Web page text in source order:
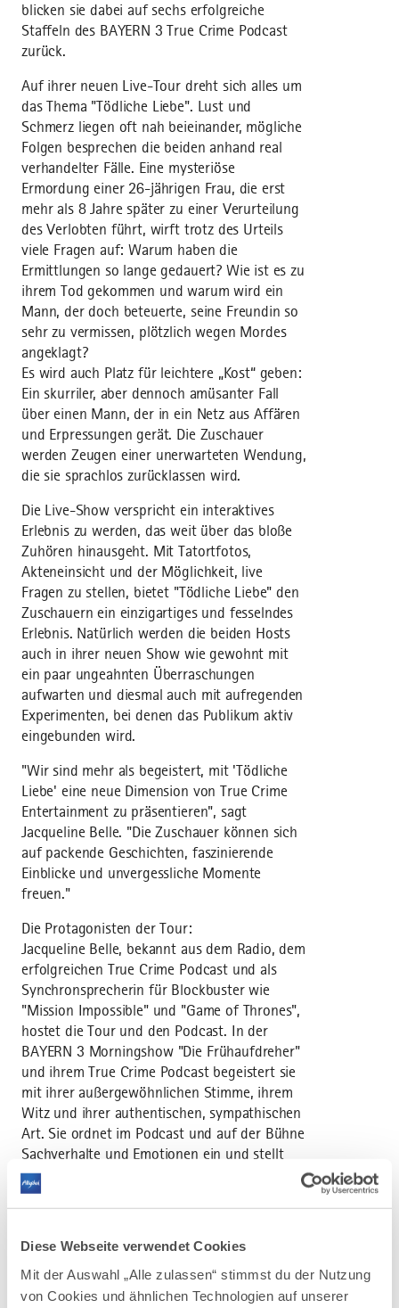
Diese Webseite verwendet Cookies
Mit der Auswahl „Alle zulassen“ stimmst du der Nutzung
von Cookies und ähnlichen Technologien auf unserer
blicken sie dabei auf sechs erfolgreiche
Staffeln des BAYERN 3 True Crime Podcast
zurück.
Auf ihrer neuen Live-Tour dreht sich alles um
das Thema "Tödliche Liebe". Lust und
Schmerz liegen oft nah beieinander, mögliche
Folgen besprechen die beiden anhand real
verhandelter Fälle. Eine mysteriöse
Ermordung einer 26-jährigen Frau, die erst
mehr als 8 Jahre später zu einer Verurteilung
des Verlobten führt, wirft trotz des Urteils
viele Fragen auf: Warum haben die
Ermittlungen so lange gedauert? Wie ist es zu
ihrem Tod gekommen und warum wird ein
Mann, der doch beteuerte, seine Freundin so
sehr zu vermissen, plötzlich wegen Mordes
angeklagt?
Es wird auch Platz für leichtere „Kost“ geben:
Ein skurriler, aber dennoch amüsanter Fall
über einen Mann, der in ein Netz aus Affären
und Erpressungen gerät. Die Zuschauer
werden Zeugen einer unerwarteten Wendung,
die sie sprachlos zurücklassen wird.
Die Live-Show verspricht ein interaktives
Erlebnis zu werden, das weit über das bloße
Zuhören hinausgeht. Mit Tatortfotos,
Akteneinsicht und der Möglichkeit, live
Fragen zu stellen, bietet "Tödliche Liebe" den
Zuschauern ein einzigartiges und fesselndes
Erlebnis. Natürlich werden die beiden Hosts
auch in ihrer neuen Show wie gewohnt mit
ein paar ungeahnten Überraschungen
aufwarten und diesmal auch mit aufregenden
Experimenten, bei denen das Publikum aktiv
eingebunden wird.
"Wir sind mehr als begeistert, mit 'Tödliche
Liebe' eine neue Dimension von True Crime
Entertainment zu präsentieren", sagt
Jacqueline Belle. "Die Zuschauer können sich
auf packende Geschichten, faszinierende
Einblicke und unvergessliche Momente
freuen."
Die Protagonisten der Tour:
Jacqueline Belle, bekannt aus dem Radio, dem
erfolgreichen True Crime Podcast und als
Synchronsprecherin für Blockbuster wie
"Mission Impossible" und "Game of Thrones",
hostet die Tour und den Podcast. In der
BAYERN 3 Morningshow "Die Frühaufdreher"
und ihrem True Crime Podcast begeistert sie
mit ihrer außergewöhnlichen Stimme, ihrem
Witz und ihrer authentischen, sympathischen
Art. Sie ordnet im Podcast und auf der Bühne
Sachverhalte und Emotionen ein und stellt
genau die Fragen, die auch den Zuschauern
auf der Zunge liegen. Strafverteidiger Dr.
die im Podcast und auf der Bühne behandelt
werden, persönlich begleitet und ermöglicht
dadurch einen Blick durchs Schlüsselloch. Er